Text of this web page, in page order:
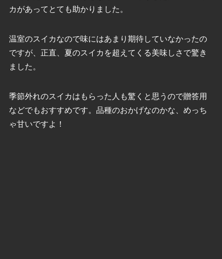
カがあってとても助かりました。
温室のスイカなので味にはあまり期待していなかったの
ですが、正直、夏のスイカを超えてくる美味しさで驚き
ました。
季節外れのスイカはもらった人も驚くと思うので贈答用
などでもおすすめです。品種のおかげなのかな、めっち
ゃ甘いですよ！